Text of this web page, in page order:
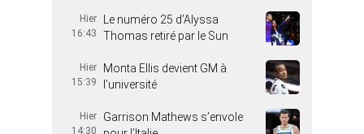
Hier
16:43
Le numéro 25 d’Alyssa
Thomas retiré par le Sun
Hier
15:39
Monta Ellis devient GM à
l’université
Hier
14:30
Garrison Mathews s’envole